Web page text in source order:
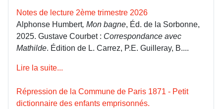
Notes de lecture 2ème trimestre 2026
Alphonse Humbert, Mon bagne, Éd. de la Sorbonne,
2025. Gustave Courbet : Correspondance avec
Mathilde. Édition de L. Carrez, P.E. Guilleray, B....
Lire la suite...
Répression de la Commune de Paris 1871 - Petit
dictionnaire des enfants emprisonnés.